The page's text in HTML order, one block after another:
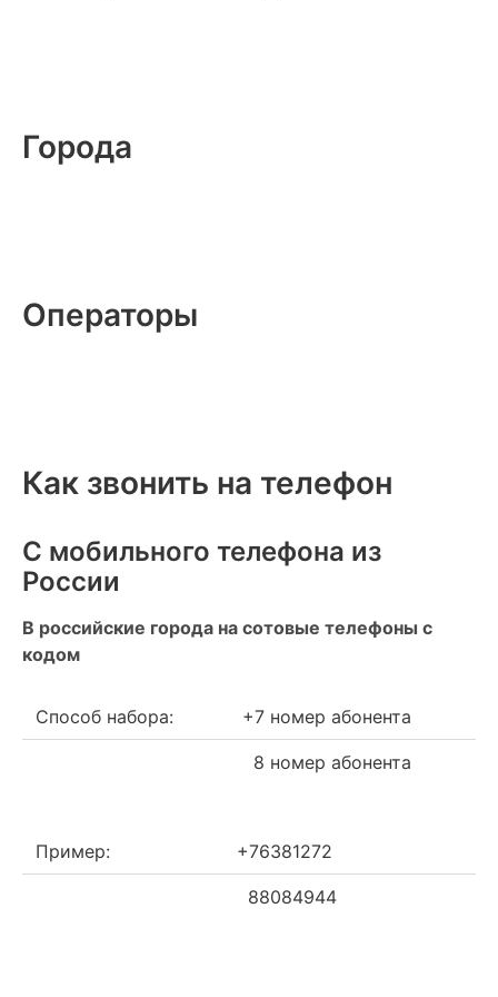
Города
Операторы
Как звонить на телефон
С мобильного телефона из
России
В российские города на сотовые телефоны с
кодом
Способ набора: +7 номер абонента
8 номер абонента
Пример: +76381272
88084944